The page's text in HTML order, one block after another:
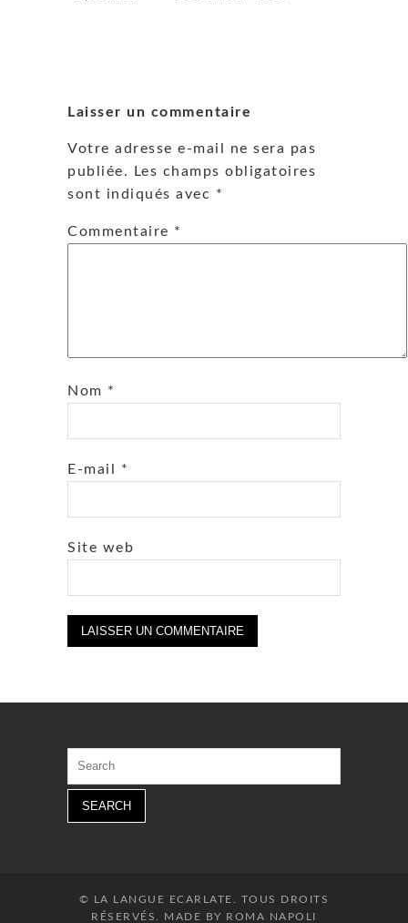
Laisser un commentaire
Votre adresse e-mail ne sera pas
publiée. Les champs obligatoires
sont indiqués avec *
Commentaire *
Nom *
E-mail *
Site web
for:
© LA LANGUE ECARLATE. TOUS DROITS
RÉSERVÉS. MADE BY ROMA NAPOLI